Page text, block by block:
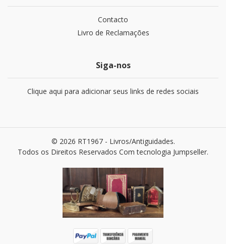
Contacto
Livro de Reclamações
Siga-nos
Clique aqui para adicionar seus links de redes sociais
© 2026 RT1967 - Livros/Antiguidades.
Todos os Direitos Reservados Com tecnologia Jumpseller.